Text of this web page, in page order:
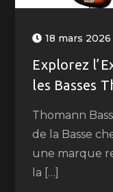
18 mars 2026
Explorez
les Basses
Thomann
de la Basse
une marque
la […]